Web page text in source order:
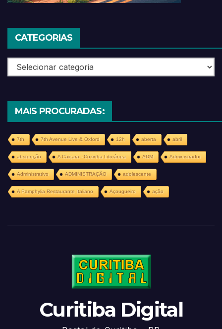
CATEGORIAS
Categorias
MAIS PROCURADAS:
7th 7th Avenue Live & Oxford 12h aberta abril
abstenção A Caiçara - Cozinha Litorânea ADM Administrador
Administrativo ADMINISTRAÇÃO adolescente
A Pamphylia Restaurante Italiano Açougueiro ação
Curitiba Digital